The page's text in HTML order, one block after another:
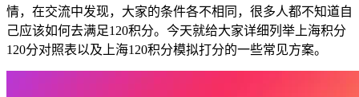
情，在交流中发现，大家的条件各不相同，很多人都不知道自
己应该如何去满足120积分。今天就给大家详细列举上海积分
120分对照表以及上海120积分模拟打分的一些常见方案。